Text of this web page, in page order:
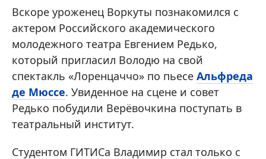
Вскоре уроженец Воркуты познакомился с
актером Российского академического
молодежного театра Евгением Редько,
который пригласил Володю на свой
спектакль «Лоренцаччо» по пьесе Альфреда
де Мюссе. Увиденное на сцене и совет
Редько побудили Верёвочкина поступать в
театральный институт.
Студентом ГИТИСа Владимир стал только с